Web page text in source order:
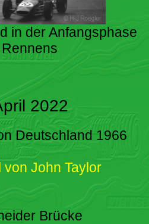
in der Anfangsphase
2022
Deutschland 1966
von John Taylor
Brücke